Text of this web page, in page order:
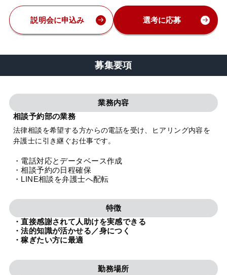
説明会に申込み 選考に応募
募集要項
業務内容
相談予約部の業務
法律相談を希望する方からの電話を受け、ヒアリング内容を
弁護士に引き継ぐお仕事です。
・電話対応とデータベース作成
・相談予約の日程確保
・LINE相談を弁護士へ配転
特徴
・直接感謝されて人助けを実感できる
・法的知識が活かせる／身につく
・稼ぎたい方に最適
勤務場所
費用
特設サイト
相談先情報サイト
プライバシーポリシー 利用規約 内部通報
TikTok受賞